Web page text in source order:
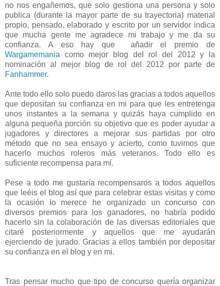
no nos engañemos, que solo gestiona una persona y solo
publica (durante la mayor parte de su trayectoria) material
propio, pensado, elaborado y escrito por un servidor indica
que mucha gente me agradece mi trabajo y me da su
confianza. A eso hay que añadir el premio de
Wargamemania como mejor blog del rol del 2012 y la
nominación al mejor blog de rol del 2012 por parte de
Fanhammer.
Ante todo ello solo puedo daros las gracias a todos aquellos
que depositan su confianza en mi para que les entretenga
unos instantes a la semana y quizás haya cumplido en
alguna pequeña porción su objetivo que es poder ayudar a
jugadores y directores a mejorar sus partidas por otro
método que no sea ensayo y acierto, como tuvimos que
hacerlo muchos roleros más veteranos. Todo ello es
suficiente recompensa para mí.
Pese a todo me gustaría recompensaros a todos aquellos
que leéis el blog así que para celebrar estas visitas y como
la ocasión lo merece he organizado un concurso con
diversos premios para los ganadores, no habría podido
hacerlo sin la colaboración de las diversas editoriales que
citaré posteriormente y aquellos que me ayudarán
ejerciendo de jurado. Gracias a ellos también por depositar
su confianza en el blog y en mi.
Tras pensar mucho que tipo de concurso quería organizar